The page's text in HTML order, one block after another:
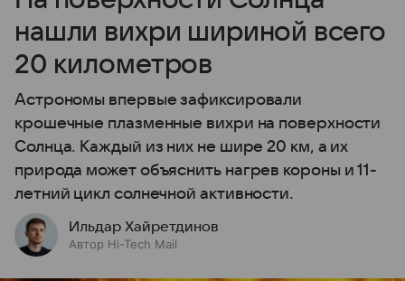
нашли вихри шириной всего
20 километров
Астрономы впервые зафиксировали
крошечные плазменные вихри на поверхности
Солнца. Каждый из них не шире 20 км, а их
природа может объяснить нагрев короны и 11-
летний цикл солнечной активности.
Ильдар Хайретдинов
Автор Hi-Tech Mail